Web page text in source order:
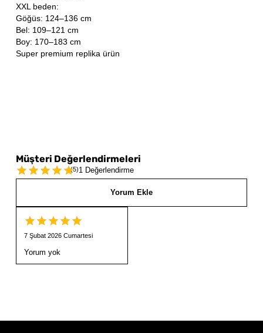
XXL beden:
Göğüs: 124–136 cm
Bel: 109–121 cm
Boy: 170–183 cm
Super premium replika ürün
Müşteri Değerlendirmeleri
(5)1 Değerlendirme
Yorum Ekle
7 Şubat 2026 Cumartesi
Yorum yok